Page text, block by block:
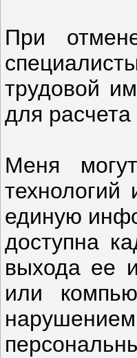
При
трудовой
для
Меня
единую
доступна
выхода ее
или